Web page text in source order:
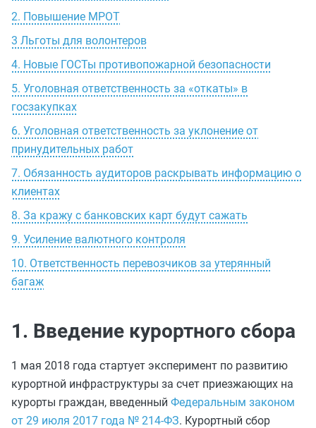
2. Повышение МРОТ
3 Льготы для волонтеров
4. Новые ГОСТы противопожарной безопасности
5. Уголовная ответственность за «откаты» в
госзакупках
6. Уголовная ответственность за уклонение от
принудительных работ
7. Обязанность аудиторов раскрывать информацию о
клиентах
8. За кражу с банковских карт будут сажать
9. Усиление валютного контроля
10. Ответственность перевозчиков за утерянный
багаж
1. Введение курортного сбора
1 мая 2018 года стартует эксперимент по развитию
курортной инфраструктуры за счет приезжающих на
курорты граждан, введенный Федеральным законом
от 29 июля 2017 года № 214-ФЗ. Курортный сбор